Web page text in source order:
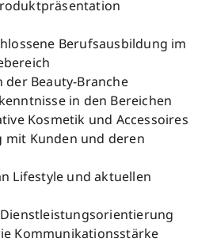
Berufsausbildung im
Beauty-Branche
in den Bereichen
Kosmetik und Accessoires
mit Kunden und deren
Lifestyle und aktuellen
Kommunikationsstärke